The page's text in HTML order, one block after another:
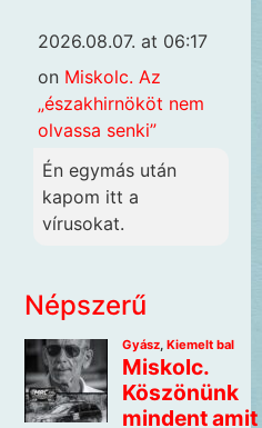
2026.08.07. at 06:17
on Miskolc. Az
„északhirnököt nem
olvassa senki”
Én egymás után
kapom itt a
vírusokat.
Népszerű